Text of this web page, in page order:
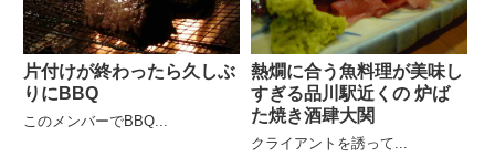
片付けが終わったら久しぶ
りにBBQ
このメンバーでBBQ...
熱燗に合う魚料理が美味し
すぎる品川駅近くの 炉ば
た焼き酒肆大関
クライアントを誘って...